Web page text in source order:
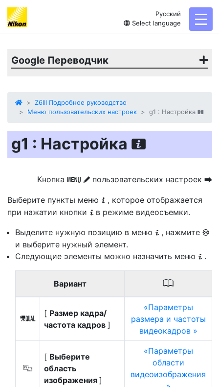
Русский
Select language
Google Переводчик
Z6III Подробное руководство
Меню пользовательских настроек
g1 : Настройка i
g1 : Настройка i
Кнопка G A пользовательских настроек U
Выберите пункты меню i , которое отображается
при нажатии кнопки i в режиме видеосъемки.
Выделите нужную позицию в меню i , нажмите J
и выберите нужный элемент.
Следующие элементы можно назначить меню i .
Вариант 0
G
[ Размер кадра/
частота кадров ]
Параметры
размера и частоты
видеокадров
J
[ Выберите
область
изображения ]
Параметры
области
видеоизображения